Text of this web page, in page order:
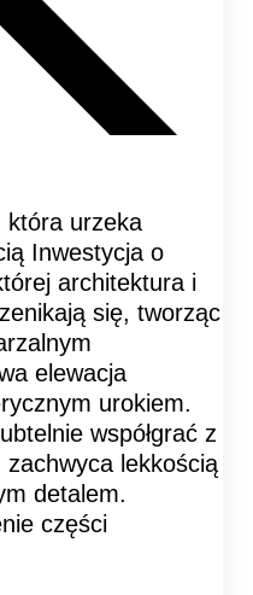
która urzeka
Inwestycja o
architektura i
się, tworząc
elewacja
urokiem.
współgrać z
lekkością
detalem.
części